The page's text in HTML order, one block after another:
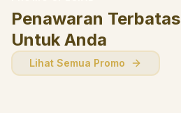
Penawaran Terbatas
Untuk Anda
Lihat Semua Promo